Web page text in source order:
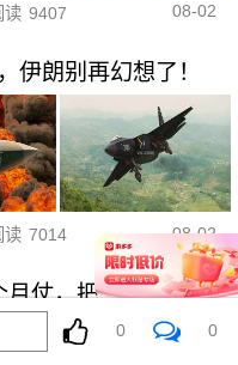
读 9407 08-02
伊朗别再幻想了！
读 7014 08-02
月仗，把美军打成了
0 0